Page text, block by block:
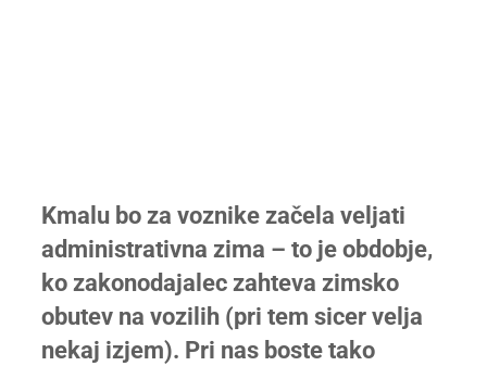
Kmalu bo za voznike začela veljati
administrativna zima – to je obdobje,
ko zakonodajalec zahteva zimsko
obutev na vozilih (pri tem sicer velja
nekaj izjem). Pri nas boste tako